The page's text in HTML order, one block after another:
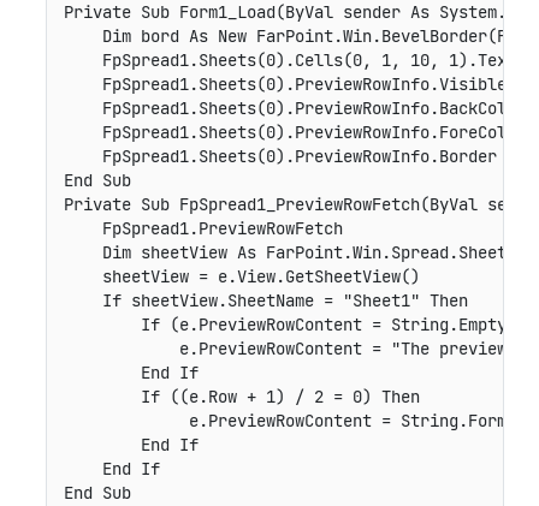
Private Sub Form1_Load(ByVal sender As
Dim bord As New
FpSpread1.Sheets(0).Cells(0, 1, 10, 1).Text
FpSpread1.Sheets(0).PreviewRowInfo.Visible =
FpSpread1.Sheets(0).PreviewRowInfo.BackColor
FpSpread1.Sheets(0).PreviewRowInfo.ForeColor
FpSpread1.Sheets(0).PreviewRowInfo.Border =
End Sub
Private Sub FpSpread1_PreviewRowFetch(ByVal
    FpSpread1.PreviewRowFetch
Dim sheetView As
    sheetView = e.View.GetSheetView()
    If sheetView.SheetName = "Sheet1" Then
If (e.PreviewRowContent = String.Empty)
e.PreviewRowContent = "The preview
        End If
        If ((e.Row + 1) / 2 = 0) Then
e.PreviewRowContent =
        End If
    End If
End Sub